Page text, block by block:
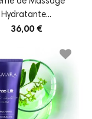
Hydratante...
36,00 €